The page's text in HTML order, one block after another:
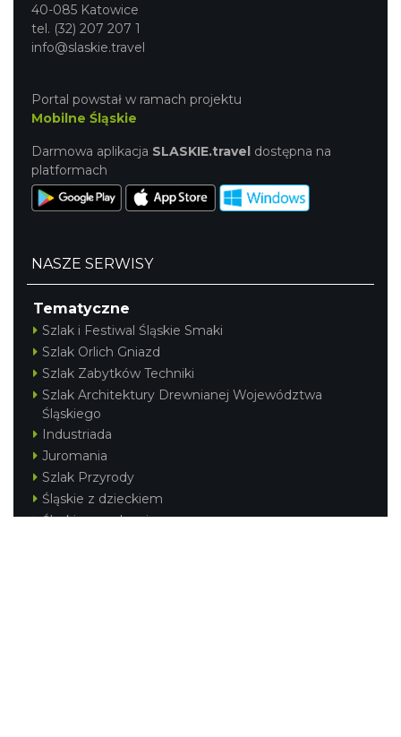
40-085 Katowice
tel. (32) 207 207 1
info@slaskie.travel
Portal powstał w ramach projektu
Mobilne Śląskie
Darmowa aplikacja SLASKIE.travel dostępna na
platformach
NASZE SERWISY
Tematyczne
Szlak i Festiwal Śląskie Smaki
Szlak Orlich Gniazd
Szlak Zabytków Techniki
Szlak Architektury Drewnianej Województwa
Śląskiego
Industriada
Juromania
Szlak Przyrody
Śląskie z dzieckiem
Śląskie po zdrowie